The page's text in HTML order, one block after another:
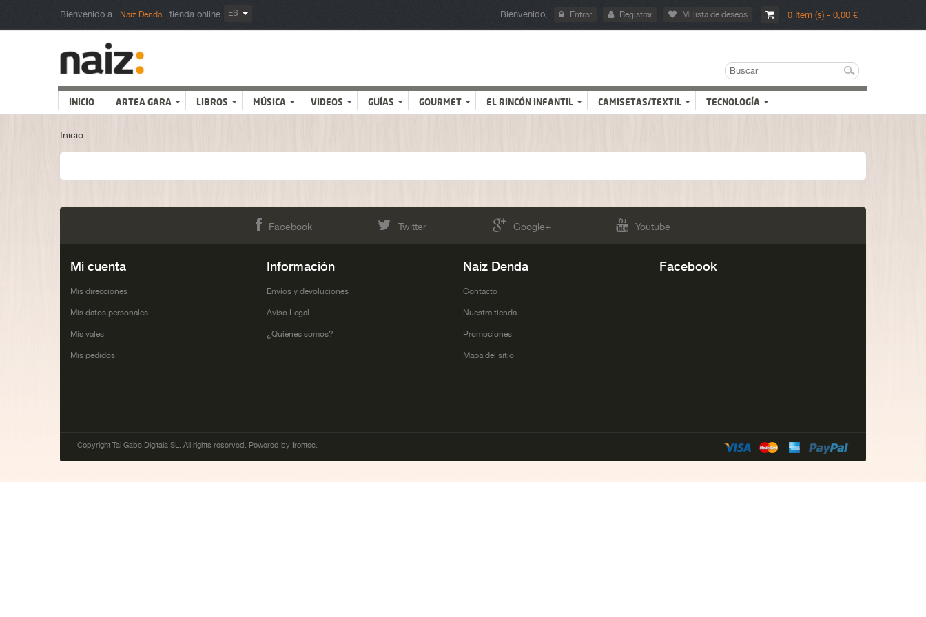
Bienvenido a Naiz Denda tienda online 0 Item (s) - 0,00 €
Bienvenido, Entrar Registrar Mi lista de deseos
ES
INICIO ARTEA GARA LIBROS MÚSICA VIDEOS GUÍAS GOURMET EL RINCÓN INFANTIL CAMISETAS/TEXTIL TECNOLOGÍA
Inicio
Facebook Twitter Google+ Youtube
Mi cuenta
Mis direcciones
Mis datos personales
Mis vales
Mis pedidos
Información
Envíos y devoluciones
Aviso Legal
¿Quiénes somos?
Naiz Denda
Contacto
Nuestra tienda
Promociones
Mapa del sitio
Facebook
Copyright Tai Gabe Digitala SL. All rights reserved. Powered by Irontec.